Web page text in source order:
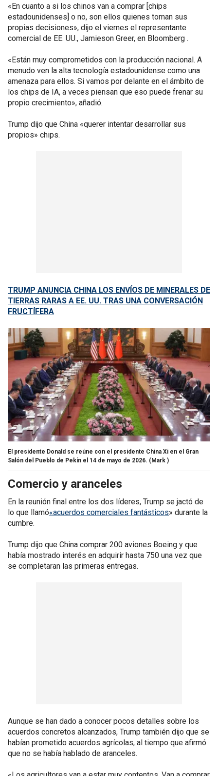
«En cuanto a si los chinos van a comprar [chips
estadounidenses] o no, son ellos quienes toman sus
propias decisiones», dijo el viernes el representante
comercial de EE. UU., Jamieson Greer, en Bloomberg .
«Están muy comprometidos con la producción nacional. A
menudo ven la alta tecnología estadounidense como una
amenaza para ellos. Si vamos por delante en el ámbito de
los chips de IA, a veces piensan que eso puede frenar su
propio crecimiento», añadió.
Trump dijo que China «querer intentar desarrollar sus
propios» chips.
TRUMP ANUNCIA CHINA LOS ENVÍOS DE MINERALES DE
TIERRAS RARAS A EE. UU. TRAS UNA CONVERSACIÓN
FRUCTÍFERA
El presidente Donald se reúne con el presidente China Xi en el Gran
Salón del Pueblo de Pekín el 14 de mayo de 2026. (Mark )
Comercio y aranceles
En la reunión final entre los dos líderes, Trump se jactó de
lo que llamó«acuerdos comerciales fantásticos» durante la
cumbre.
Trump dijo que China comprar 200 aviones Boeing y que
había mostrado interés en adquirir hasta 750 una vez que
se completaran las primeras entregas.
Aunque se han dado a conocer pocos detalles sobre los
acuerdos concretos alcanzados, Trump también dijo que se
habían prometido acuerdos agrícolas, al tiempo que afirmó
que no se había hablado de aranceles.